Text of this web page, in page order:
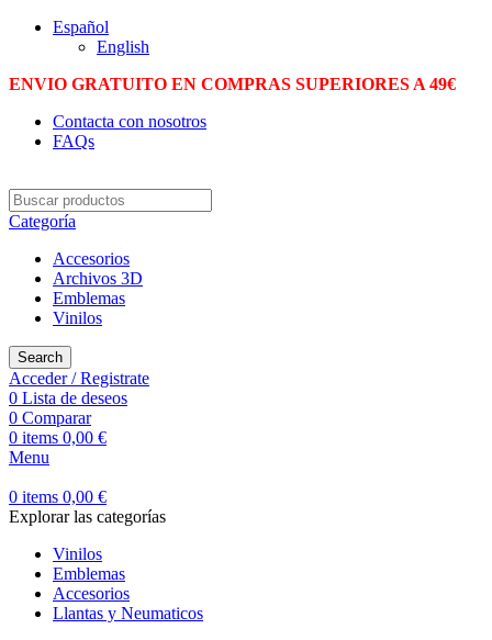
Español
English
ENVIO GRATUITO EN COMPRAS SUPERIORES A 49€
Contacta con nosotros
FAQs
Categoría
Accesorios
Archivos 3D
Emblemas
Vinilos
Search
Acceder / Registrate
0 Lista de deseos
0 Comparar
0 items 0,00 €
Menu
0 items 0,00 €
Explorar las categorías
Vinilos
Emblemas
Accesorios
Llantas y Neumaticos